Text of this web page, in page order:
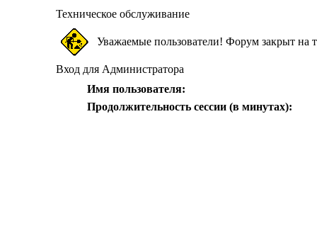
Техническое обслуживание
Уважаемые пользователи! Форум закрыт на
Вход для Администратора
Имя пользователя:
Продолжительность сессии (в минутах):